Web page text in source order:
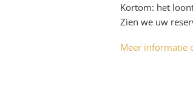
Kortom: het
Zien we uw
Meer informatie